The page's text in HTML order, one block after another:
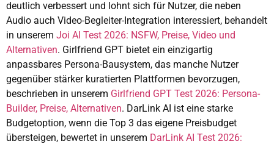
deutlich verbessert und lohnt sich für Nutzer, die neben
Audio auch Video-Begleiter-Integration interessiert, behandelt
in unserem Joi AI Test 2026: NSFW, Preise, Video und
Alternativen. Girlfriend GPT bietet ein einzigartig
anpassbares Persona-Bausystem, das manche Nutzer
gegenüber stärker kuratierten Plattformen bevorzugen,
beschrieben in unserem Girlfriend GPT Test 2026: Persona-
Builder, Preise, Alternativen. DarLink AI ist eine starke
Budgetoption, wenn die Top 3 das eigene Preisbudget
übersteigen, bewertet in unserem DarLink AI Test 2026: